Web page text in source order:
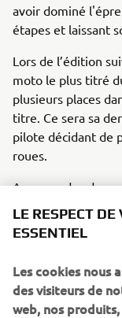
avoir dominé
étapes et laissant
Lors de l’édition
moto le plus titré
plusieurs places
titre. Ce sera sa
pilote décidant de
roues.
Au cours des deux
remportera sept
constructeurs
jour, il a gagné 80
du monde des
l’Abu Dhabi
LE RESPECT
ESSENTIEL
Les cookies nous
des visiteurs de
web, nos